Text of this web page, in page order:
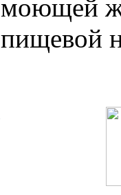
моющей
пищевой